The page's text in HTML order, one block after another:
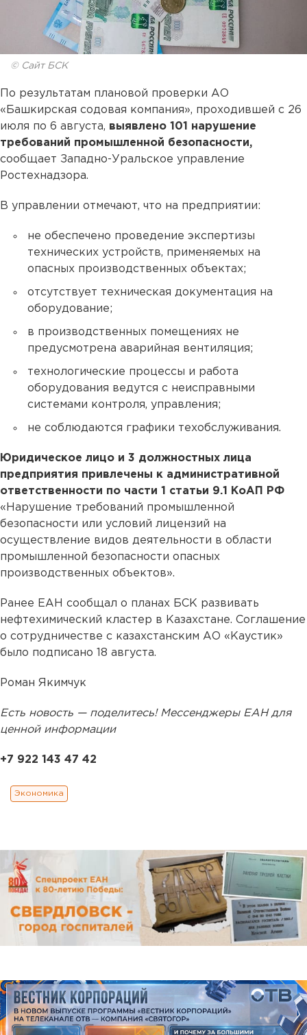
© Сайт БСК
По результатам плановой проверки АО
«Башкирская содовая компания», проходившей с 26
июля по 6 августа, выявлено 101 нарушение
требований промышленной безопасности,
сообщает Западно-Уральское управление
Ростехнадзора.
В управлении отмечают, что на предприятии:
не обеспечено проведение экспертизы
технических устройств, применяемых на
опасных производственных объектах;
отсутствует техническая документация на
оборудование;
в производственных помещениях не
предусмотрена аварийная вентиляция;
технологические процессы и работа
оборудования ведутся с неисправными
системами контроля, управления;
не соблюдаются графики техобслуживания.
Юридическое лицо и 3 должностных лица
предприятия привлечены к административной
ответственности по части 1 статьи 9.1 КоАП РФ
«Нарушение требований промышленной
безопасности или условий лицензий на
осуществление видов деятельности в области
промышленной безопасности опасных
производственных объектов».
Ранее ЕАН сообщал о планах БСК развивать
нефтехимический кластер в Казахстане. Соглашение
о сотрудничестве с казахстанским АО «Каустик»
было подписано 18 августа.
Роман Якимчук
Есть новость — поделитесь! Мессенджеры ЕАН для
ценной информации
+7 922 143 47 42
Экономика